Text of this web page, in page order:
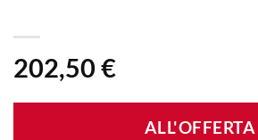
202,50 €
ALL'OFFERTA